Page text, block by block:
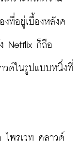
งที่อยู่เบื้องหลังค
Netflix ก็ถือ
วด์ในรูปแบบหนึ่งที่
พรเวท คลาวด์